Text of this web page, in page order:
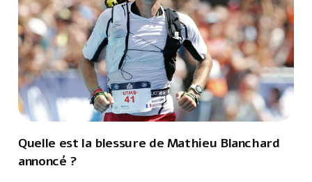
Quelle est la blessure de Mathieu Blanchard
annoncé ?